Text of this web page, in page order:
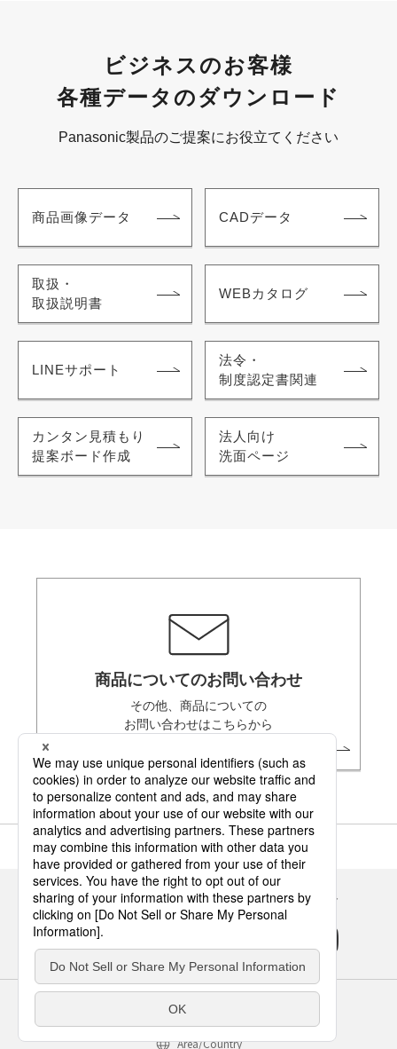
ビジネスのお客様
各種データのダウンロード
Panasonic製品のご提案にお役立てください
商品画像データ CADデータ
取扱・
取扱説明書
WEBカタログ
LINEサポート
法令・
制度認定書関連
カンタン見積もり
提案ボード作成
法人向け
洗面ページ
商品についてのお問い合わせ
その他、商品についての
お問い合わせはこちらから
Panasonicの住まい・くらし SNSアカウント
パナソニック ホールディングス
Area/Country